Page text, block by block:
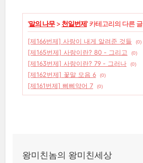
'말의 나무> 천일번제' 카테고리의 다른 글
[제166번제] 사랑이 내게 알려준 것들 (0)
[제165번제] 사랑이란? 80 - 그리고
(0)
[제163번제] 사랑이란? 79 - 그러나
(0)
[제162번제] 꽃말 모음 6
(0)
[제161번제] 삐삐약어 7
(0)
왕미친놈의 왕미친세상